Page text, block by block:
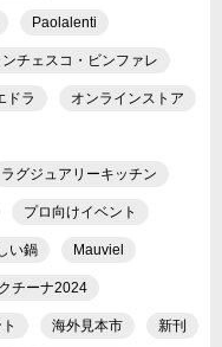
Paolalenti
ンチェスコ・ビンファレ
ドラ オンラインストア
ラグジュアリーキッチン
プロ向けイベント
い鍋 Mauviel
チーナ2024
海外見本市 新刊